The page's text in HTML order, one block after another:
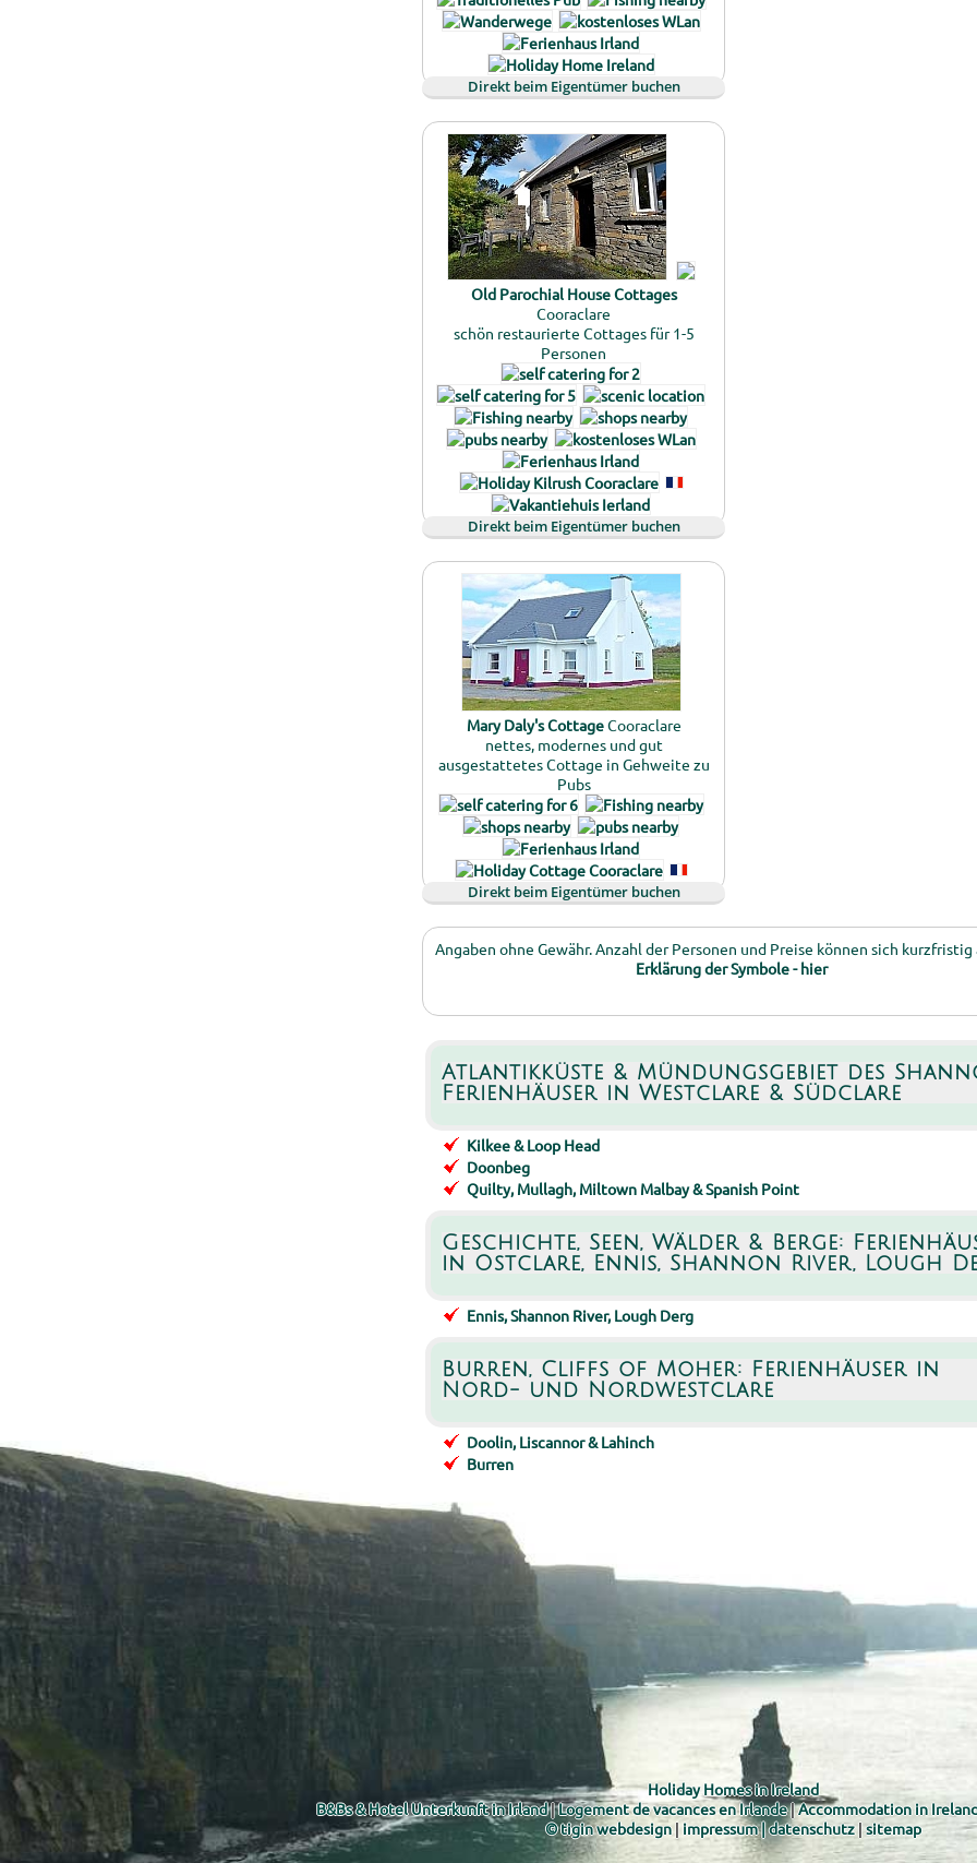
Direkt beim Eigentümer buchen
Old Parochial House Cottages
Cooraclare
schön restaurierte Cottages für 1-5
Personen
Direkt beim Eigentümer buchen
Mary Daly's CottageCooraclare
nettes, modernes und gut
ausgestattetes Cottage in Gehweite zu
Pubs
Direkt beim Eigentümer buchen
Angaben ohne Gewähr. Anzahl der Personen und Preise können sich kurzfristig
Erklärung der Symbole - hier
Atlantikküste & Mündungsgebiet des
Ferienhäuser in Westclare & Südclare
Kilkee & Loop Head
Doonbeg
Quilty, Mullagh, Miltown Malbay & Spanish Point
Geschichte, Seen, Wälder & Berge:
in Ostclare, Ennis, Shannon River, Lough
Ennis, Shannon River, Lough Derg
Burren, Cliffs of Moher: Ferienhäuser in
Nord- und Nordwestclare
Doolin, Liscannor & Lahinch
Burren
Holiday Homes in Ireland
B&Bs & Hotel Unterkunft in Irland|Logement de vacances en Irlande|Accommodation in
© tigin webdesign|impressum | datenschutz|sitemap